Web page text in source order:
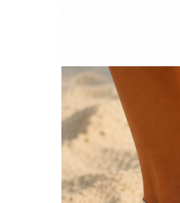
Lănțișoare cu Molecule
Lănțișoare cu Pietre Naturale
Lănțișoare Argint Diverse
COLIERE CU PERLE
Coliere cu Perle Naturale
Coliere cu Perle Preciosa
COLIERE ȘNUR REGLABIL